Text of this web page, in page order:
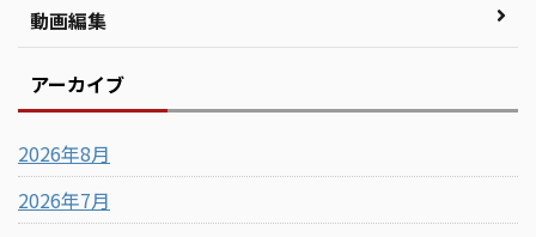
動画編集
アーカイブ
2026年8月
2026年7月